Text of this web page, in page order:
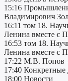
15:16
Владимирович
16:11 том 18.
Ленина вместе с
16:53 том 18.
Ленина вместе с
17:22 М.В. Попов
17:40
18:00 Новости